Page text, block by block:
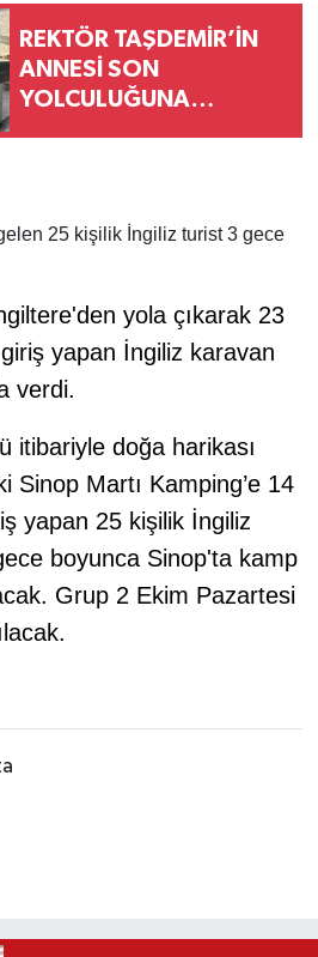
REKTÖR TAŞDEMİR’İN
ANNESİ SON
YOLCULUĞUNA
25 kişilik İngiliz turist 3 gece
yola çıkarak 23
yapan İngiliz karavan
verdi.
itibariyle doğa harikası
Sinop Martı Kamping’e 14
yapan 25 kişilik İngiliz
boyunca Sinop'ta kamp
Grup 2 Ekim Pazartesi